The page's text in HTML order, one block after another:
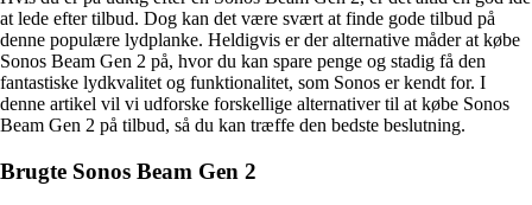
at lede efter tilbud. Dog kan det være svært at finde gode tilbud på
denne populære lydplanke. Heldigvis er der alternative måder at købe
Sonos Beam Gen 2 på, hvor du kan spare penge og stadig få den
fantastiske lydkvalitet og funktionalitet, som Sonos er kendt for. I
denne artikel vil vi udforske forskellige alternativer til at købe Sonos
Beam Gen 2 på tilbud, så du kan træffe den bedste beslutning.
Brugte Sonos Beam Gen 2